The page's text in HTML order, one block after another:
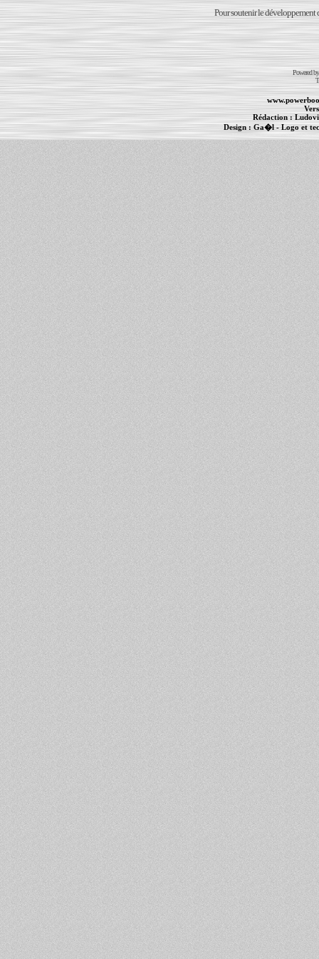
Pour soutenir le développement
Powered
Rédaction :
Design :Ga�l- Logo et
PowerBook